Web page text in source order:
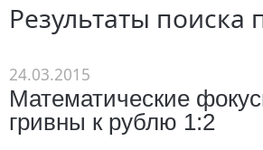
Результаты поиска
24.03.2015
Математические
гривны к рублю 1:2